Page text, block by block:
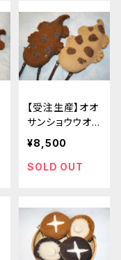
【受注生産】オオ
サンショウウオ
ポシェット
¥8,500
SOLD OUT